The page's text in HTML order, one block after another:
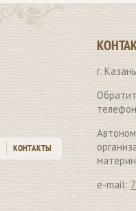
КОНТАКТЫ
г.
e-mail: